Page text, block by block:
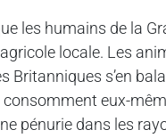
les humains de la
locale. Les
Britanniques s’en
eux-
pénurie dans les